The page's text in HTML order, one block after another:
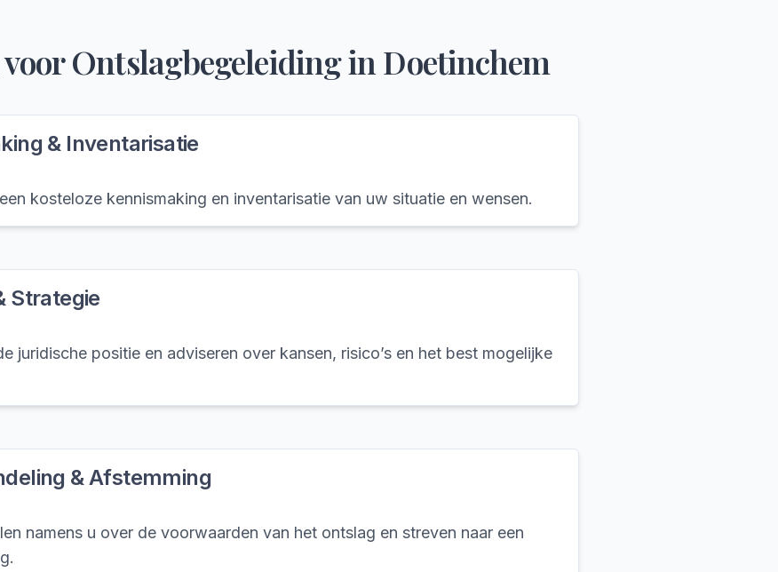
Ontslagbegeleidingin Doetinchem
& Inventarisatie
kosteloze kennismaking en inventarisatie van uw situatie en wensen.
Strategie
juridische positie en adviseren over kansen, risico’s en het best mogelijke
& Afstemming
namens u over de voorwaarden van het ontslag en streven naar een